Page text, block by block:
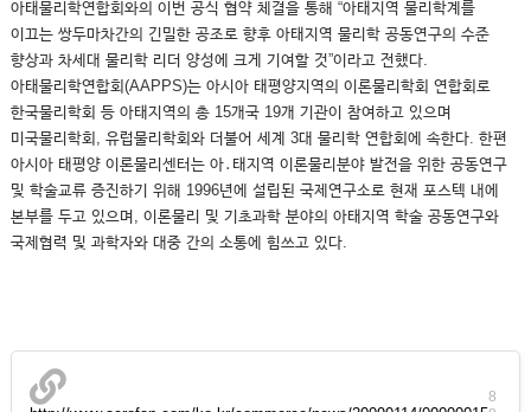
아태물리학연합회와의 이번 공식 협약 체결을 통해 “아태지역 물리학계를
이끄는 쌍두마차간의 긴밀한 공조로 향후 아태지역 물리학 공동연구의 수준
향상과 차세대 물리학 리더 양성에 크게 기여할 것”이라고 전했다.
아태물리학연합회(AAPPS)는 아시아 태평양지역의 이론물리학회 연합회로
한국물리학회 등 아태지역의 총 15개국 19개 기관이 참여하고 있으며
미국물리학회, 유럽물리학회와 더불어 세계 3대 물리학 연합회에 속한다. 한편
아시아 태평양 이론물리센터는 아․태지역 이론물리분야 발전을 위한 공동연구
및 학술교류 증진하기 위해 1996년에 설립된 국제연구소로 현재 포스텍 내에
본부를 두고 있으며, 이론물리 및 기초과학 분야의 아태지역 학술 공동연구와
국제협력 및 과학자와 대중 간의 소통에 힘쓰고 있다.
8